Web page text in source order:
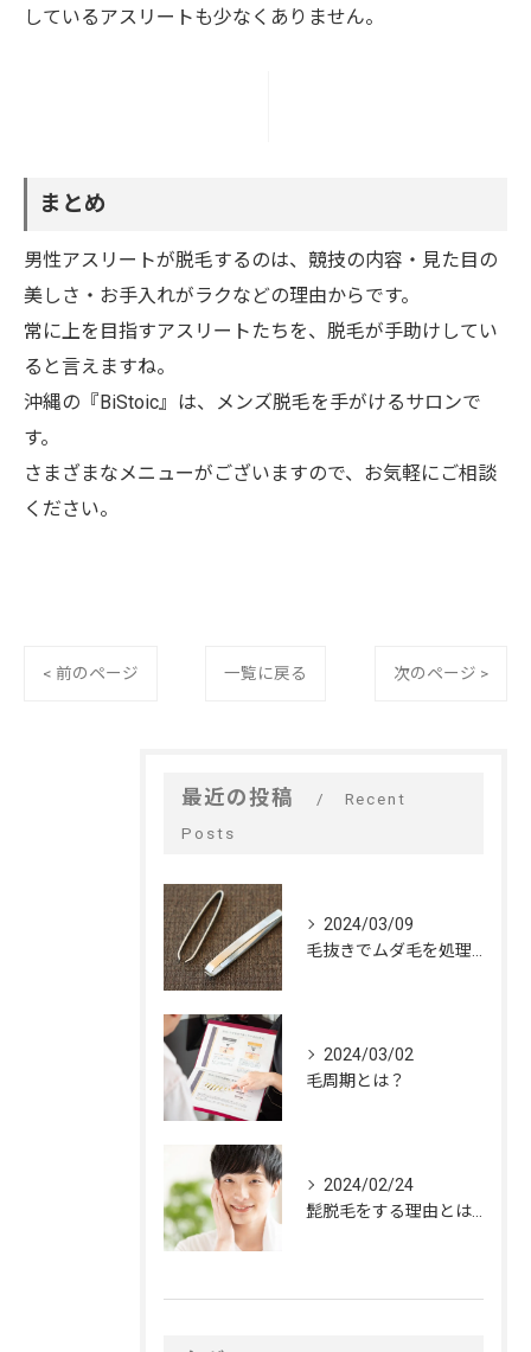
しているアスリートも少なくありません。
まとめ
男性アスリートが脱毛するのは、競技の内容・見た目の
美しさ・お手入れがラクなどの理由からです。
常に上を目指すアスリートたちを、脱毛が手助けしてい
ると言えますね。
沖縄の『BiStoic』は、メンズ脱毛を手がけるサロンで
す。
さまざまなメニューがございますので、お気軽にご相談
ください。
< 前のページ 一覧に戻る 次のページ >
最近の投稿
Recent
Posts
2024/03/09
2024/03/02
毛周期とは？
2024/02/24